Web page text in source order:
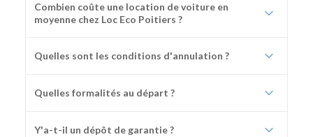
Combien coûte une location de voiture en
moyenne chez Loc Eco Poitiers ?
Quelles sont les conditions d'annulation ?
Quelles formalités au départ ?
Y'a-t-il un dépôt de garantie ?